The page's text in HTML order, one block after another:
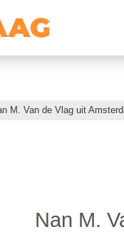
M. Van de Vlag uit
Nan M.